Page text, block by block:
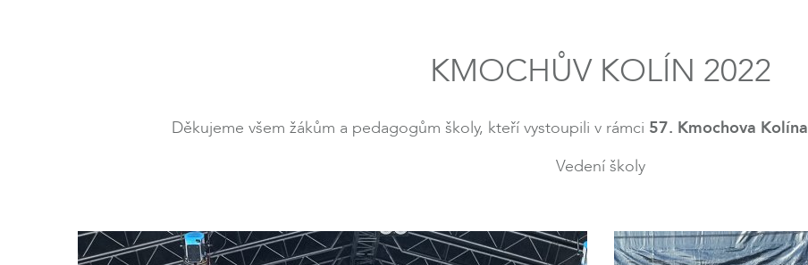
KMOCHŮV KOLÍN 2022
Děkujeme všem žákům a pedagogům školy, kteří vystoupili v rámci 57. Kmochova Kolína
Vedení školy